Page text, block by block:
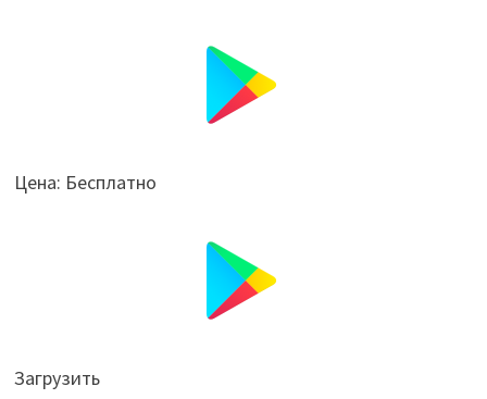
Цена: Бесплатно
Загрузить